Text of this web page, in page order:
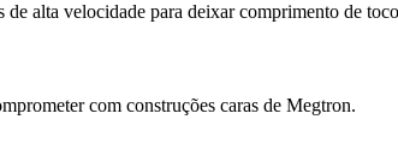
de alta velocidade para deixar comprimento de
com construções caras de Megtron.